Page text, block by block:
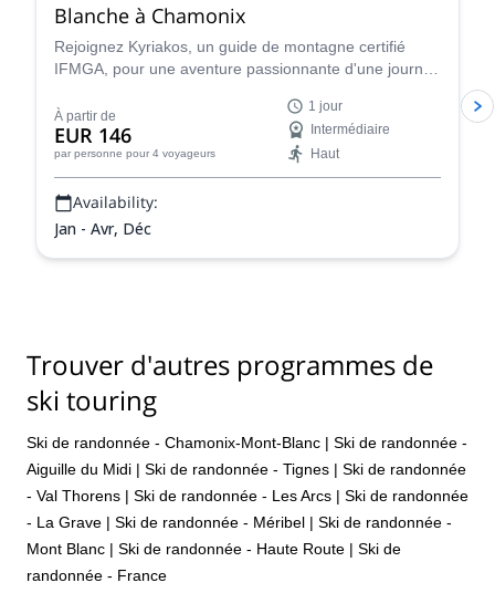
Blanche à Chamonix
Rejoignez Kyriakos, un guide de montagne certifié
IFMGA, pour une aventure passionnante d'une journée
France.
À partir de
EUR 146
par personne pour 4 voyageurs
1 jour
Intermédiaire
Haut
Availability:
Jan - Avr, Déc
Trouver d'autres programmes de
ski touring
Ski de randonnée - Chamonix-Mont-Blanc | Ski de randonnée -
Aiguille du Midi | Ski de randonnée - Tignes | Ski de randonnée
- Val Thorens | Ski de randonnée - Les Arcs | Ski de randonnée
- La Grave | Ski de randonnée - Méribel | Ski de randonnée -
Mont Blanc | Ski de randonnée - Haute Route | Ski de
randonnée - France